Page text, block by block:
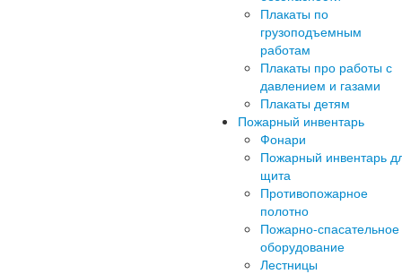
Плакаты по
грузоподъемным
работам
Плакаты про работы с
давлением и газами
Плакаты детям
Пожарный инвентарь
Фонари
Пожарный инвентарь
щита
Противопожарное
полотно
Пожарно-спасательное
оборудование
Лестницы